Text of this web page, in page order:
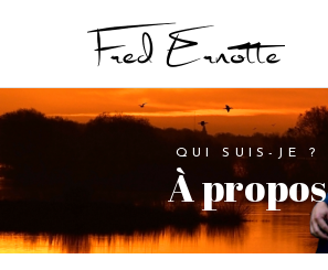
QUI SUIS-JE ?
À propos